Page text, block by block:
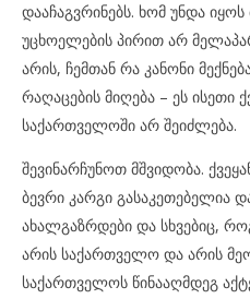
დააჩაგვრინებს. ხომ უნდა
უცხოელების პირით არ
არის, ჩემთან რა კანონი
რაღაცების მიღება – ეს ისეთი
საქართველოში არ შეიძლება.
შევინარჩუნოთ მშვიდობა.
ბევრი კარგი გასაკეთებელია
ახალგაზრდები და სხვებიც,
არის საქართველო და არის
საქართველოს წინააღმდეგ